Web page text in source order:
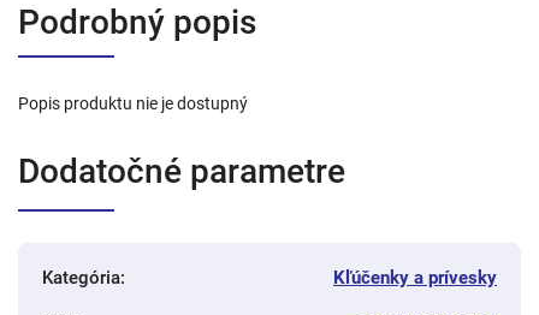
Podrobný popis
Popis produktu nie je dostupný
Dodatočné parametre
Kategória: Kľúčenky a prívesky